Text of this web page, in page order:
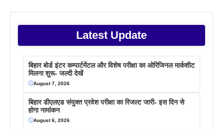
Latest Update
बिहार बोर्ड इंटर कम्पार्टमेंटल और विशेष परीक्षा का ओरिजिनल मार्कशीट
मिलना शुरू- जल्दी देखें
August 7, 2026
बिहार डीएलएड संयुक्त प्रवेश परीक्षा का रिजल्ट जारी- इस दिन से
होगा नामांकन
August 6, 2026